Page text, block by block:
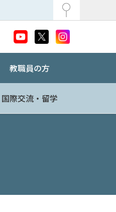
教職員の方
国際交流・留学